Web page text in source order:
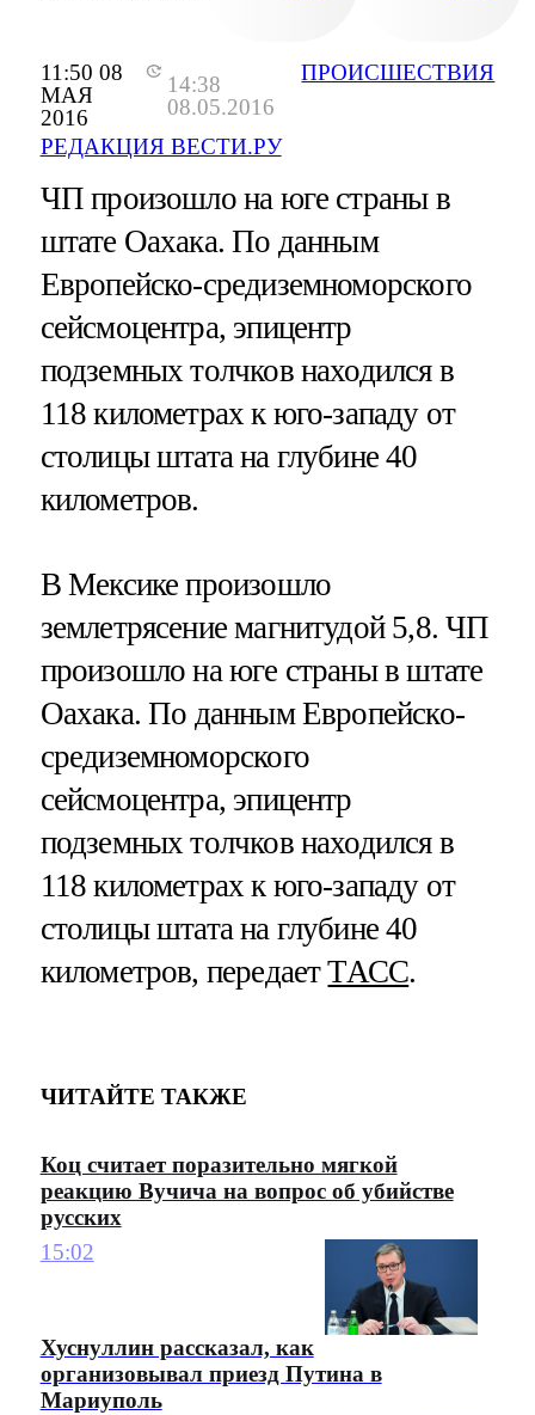
11:50 08
МАЯ
2016
14:38
08.05.2016
РЕДАКЦИЯ ВЕСТИ.РУ
ПРОИСШЕСТВИЯ
ЧП произошло на юге страны в
штате Оахака. По данным
Европейско-средиземноморского
сейсмоцентра, эпицентр
подземных толчков находился в
118 километрах к юго-западу от
столицы штата на глубине 40
километров.
В Мексике произошло
землетрясение магнитудой 5,8. ЧП
произошло на юге страны в штате
Оахака. По данным Европейско-
средиземноморского
сейсмоцентра, эпицентр
подземных толчков находился в
118 километрах к юго-западу от
столицы штата на глубине 40
километров, передаетТАСС.
ЧИТАЙТЕ ТАКЖЕ
Коц считает поразительно мягкой
реакцию Вучича на вопрос об убийстве
русских
15:02
Хуснуллин рассказал, как
организовывал приезд Путина в
Мариуполь